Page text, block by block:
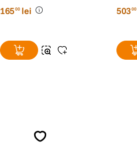
16500 lei 50300